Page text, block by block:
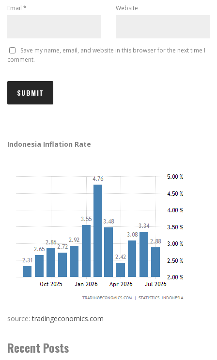
Email * Website
Save my name, email, and website in this browser for the next time I
comment.
Indonesia Inflation Rate
source:tradingeconomics.com
Recent Posts